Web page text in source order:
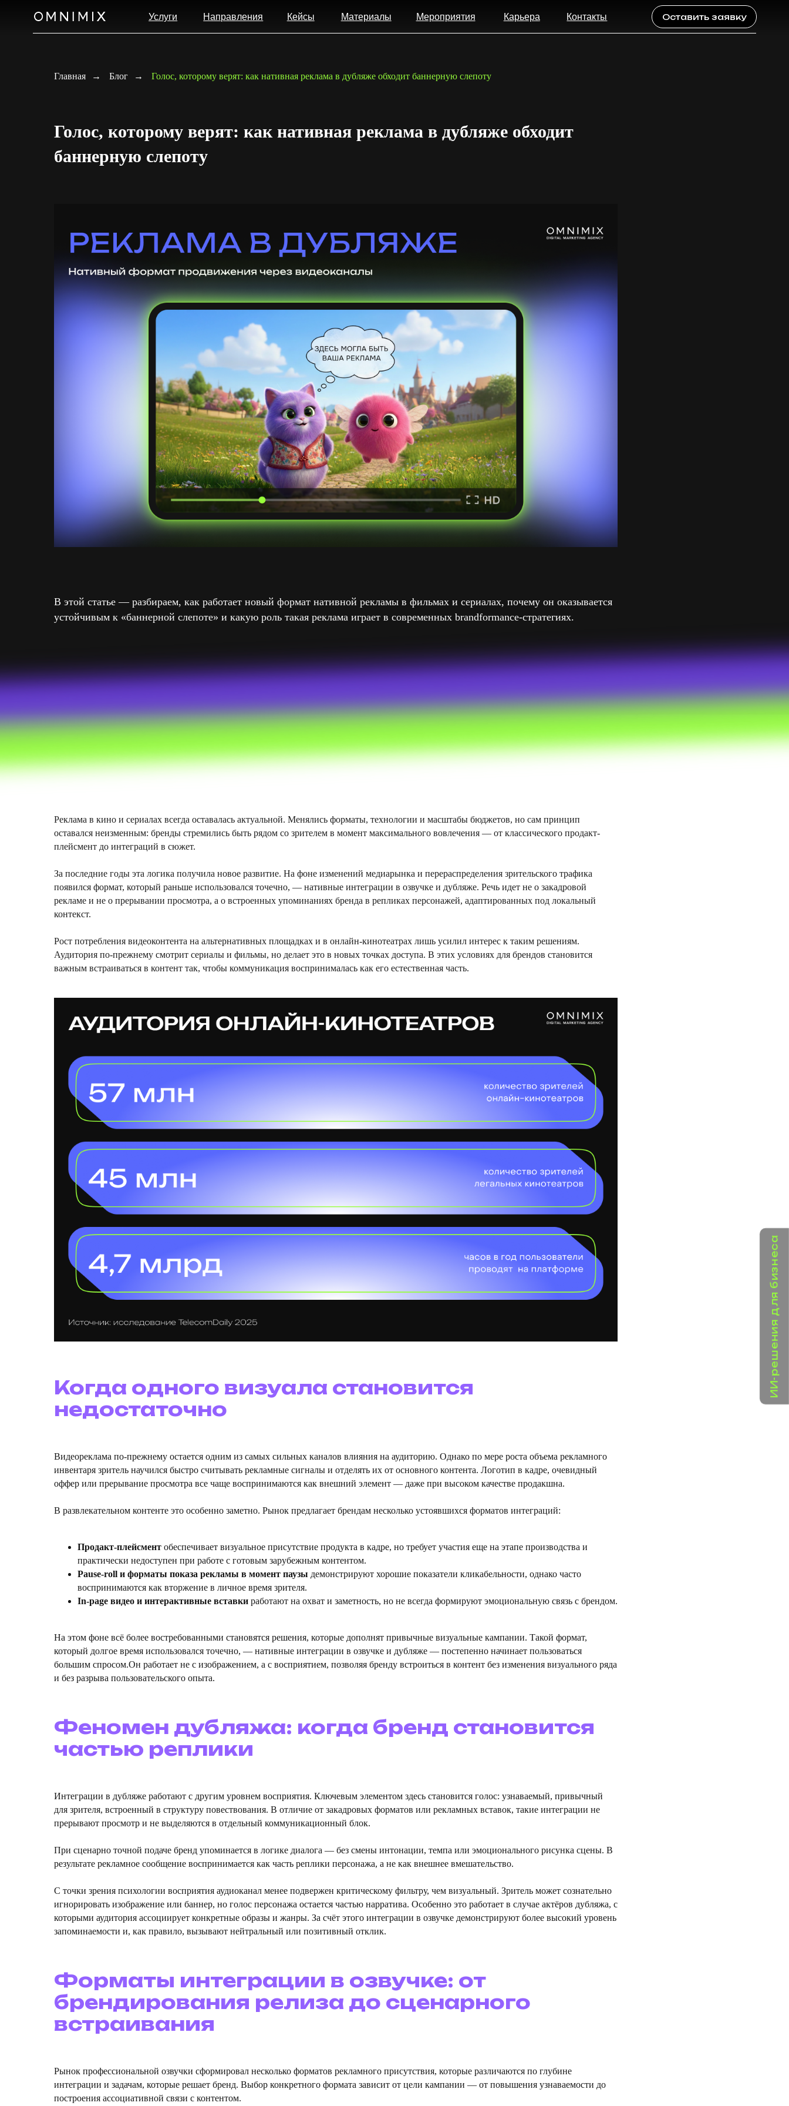
Оставить заявку
Услуги Направления Кейсы Материалы Мероприятия Карьера Контакты
ИИ-решения для бизнеса
Главная → Блог → Голос, которому верят: как нативная реклама в дубляже обходит баннерную слепоту
Голос, которому верят: как нативная реклама в дубляже обходит
баннерную слепоту
В этой статье — разбираем, как работает новый формат нативной рекламы в фильмах и сериалах, почему он оказывается
устойчивым к «баннерной слепоте» и какую роль такая реклама играет в современных brandformance-стратегиях.
Реклама в кино и сериалах всегда оставалась актуальной. Менялись форматы, технологии и масштабы бюджетов, но сам принцип
оставался неизменным: бренды стремились быть рядом со зрителем в момент максимального вовлечения — от классического продакт-
плейсмент до интеграций в сюжет.
За последние годы эта логика получила новое развитие. На фоне изменений медиарынка и перераспределения зрительского трафика
появился формат, который раньше использовался точечно, — нативные интеграции в озвучке и дубляже. Речь идет не о закадровой
рекламе и не о прерывании просмотра, а о встроенных упоминаниях бренда в репликах персонажей, адаптированных под локальный
контекст.
Рост потребления видеоконтента на альтернативных площадках и в онлайн-кинотеатрах лишь усилил интерес к таким решениям.
Аудитория по-прежнему смотрит сериалы и фильмы, но делает это в новых точках доступа. В этих условиях для брендов становится
важным встраиваться в контент так, чтобы коммуникация воспринималась как его естественная часть.
Когда одного визуала становится
недостаточно
Видеореклама по-прежнему остается одним из самых сильных каналов влияния на аудиторию. Однако по мере роста объема рекламного
инвентаря зритель научился быстро считывать рекламные сигналы и отделять их от основного контента. Логотип в кадре, очевидный
оффер или прерывание просмотра все чаще воспринимаются как внешний элемент — даже при высоком качестве продакшна.
В развлекательном контенте это особенно заметно. Рынок предлагает брендам несколько устоявшихся форматов интеграций:
Продакт-плейсмент обеспечивает визуальное присутствие продукта в кадре, но требует участия еще на этапе производства и
практически недоступен при работе с готовым зарубежным контентом.
Pause-roll и форматы показа рекламы в момент паузы демонстрируют хорошие показатели кликабельности, однако часто
воспринимаются как вторжение в личное время зрителя.
In-page видео и интерактивные вставки работают на охват и заметность, но не всегда формируют эмоциональную связь с брендом.
На этом фоне всё более востребованными становятся решения, которые дополнят привычные визуальные кампании. Такой формат,
который долгое время использовался точечно, — нативные интеграции в озвучке и дубляже — постепенно начинает пользоваться
большим спросом.Он работает не с изображением, а с восприятием, позволяя бренду встроиться в контент без изменения визуального ряда
и без разрыва пользовательского опыта.
Феномен дубляжа: когда бренд становится
частью реплики
Интеграции в дубляже работают с другим уровнем восприятия. Ключевым элементом здесь становится голос: узнаваемый, привычный
для зрителя, встроенный в структуру повествования. В отличие от закадровых форматов или рекламных вставок, такие интеграции не
прерывают просмотр и не выделяются в отдельный коммуникационный блок.
При сценарно точной подаче бренд упоминается в логике диалога — без смены интонации, темпа или эмоционального рисунка сцены. В
результате рекламное сообщение воспринимается как часть реплики персонажа, а не как внешнее вмешательство.
С точки зрения психологии восприятия аудиоканал менее подвержен критическому фильтру, чем визуальный. Зритель может сознательно
игнорировать изображение или баннер, но голос персонажа остается частью нарратива. Особенно это работает в случае актёров дубляжа, с
которыми аудитория ассоциирует конкретные образы и жанры. За счёт этого интеграции в озвучке демонстрируют более высокий уровень
запоминаемости и, как правило, вызывают нейтральный или позитивный отклик.
Форматы интеграции в озвучке: от
брендирования релиза до сценарного
встраивания
Рынок профессиональной озвучки сформировал несколько форматов рекламного присутствия, которые различаются по глубине
интеграции и задачам, которые решает бренд. Выбор конкретного формата зависит от цели кампании — от повышения узнаваемости до
построения ассоциативной связи с контентом.